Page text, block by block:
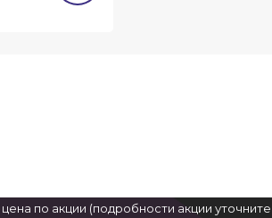
цена по акции (подробности акции